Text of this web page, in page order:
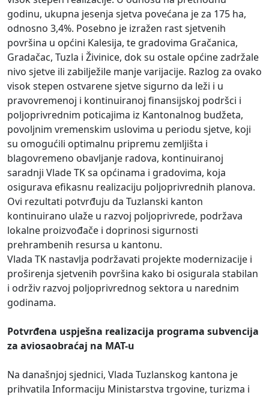
godinu, ukupna jesenja sjetva povećana je za 175 ha,
odnosno 3,4%. Posebno je izražen rast sjetvenih
površina u općini Kalesija, te gradovima Gračanica,
Gradačac, Tuzla i Živinice, dok su ostale općine zadržale
nivo sjetve ili zabilježile manje varijacije. Razlog za ovako
visok stepen ostvarene sjetve sigurno da leži i u
pravovremenoj i kontinuiranoj finansijskoj podršci i
poljoprivrednim poticajima iz Kantonalnog budžeta,
povoljnim vremenskim uslovima u periodu sjetve, koji
su omogućili optimalnu pripremu zemljišta i
blagovremeno obavljanje radova, kontinuiranoj
saradnji Vlade TK sa općinama i gradovima, koja
osigurava efikasnu realizaciju poljoprivrednih planova.
Ovi rezultati potvrđuju da Tuzlanski kanton
kontinuirano ulaže u razvoj poljoprivrede, podržava
lokalne proizvođače i doprinosi sigurnosti
prehrambenih resursa u kantonu.
Vlada TK nastavlja podržavati projekte modernizacije i
proširenja sjetvenih površina kako bi osigurala stabilan
i održiv razvoj poljoprivrednog sektora u narednim
godinama.
Potvrđena uspješna realizacija programa subvencija
za aviosaobraćaj na MAT-u
Na današnjoj sjednici, Vlada Tuzlanskog kantona je
prihvatila Informaciju Ministarstva trgovine, turizma i